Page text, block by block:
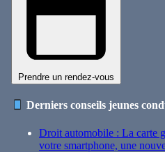
Prendre un rendez-vous
Derniers conseils jeunes
Droit automobile : La carte
votre smartphone, une